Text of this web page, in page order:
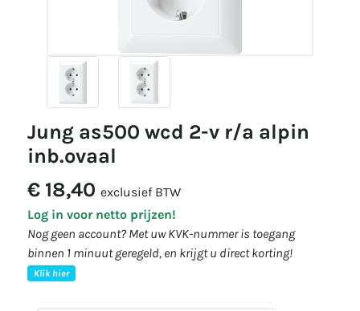
jung as500 wcd 2-v r/a alpin
inb.ovaal
€ 18,40 exclusief BTW
Log in voor netto prijzen!
Nog geen account? Met uw KVK-nummer is toegang
binnen 1 minuut geregeld, en krijgt u direct korting!
Klik hier